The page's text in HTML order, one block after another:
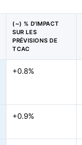
(~) % D'IMPACT
SUR LES
PRÉVISIONS DE
TCAC
+0.8%
+0.9%